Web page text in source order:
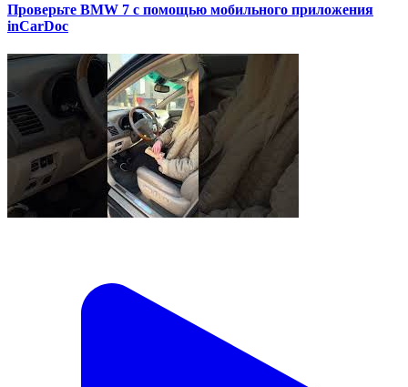
Проверьте BMW 7 с помощью мобильного приложения
inCarDoc